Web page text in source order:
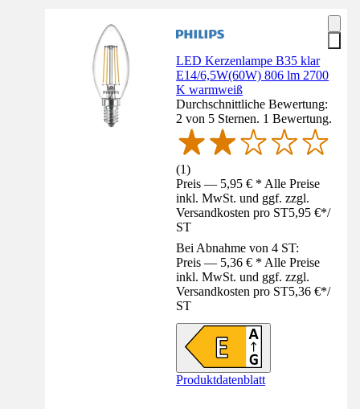
LED Kerzenlampe B35 klar
E14/6,5W(60W) 806 lm 2700
K warmweiß
Durchschnittliche Bewertung:
2 von 5 Sternen. 1 Bewertung.
(1)
Preis — 5,95 € * Alle Preise
inkl. MwSt. und ggf. zzgl.
Versandkosten pro ST5,95 €*/
ST
Bei Abnahme von 4 ST:
Preis — 5,36 € * Alle Preise
inkl. MwSt. und ggf. zzgl.
Versandkosten pro ST5,36 €*/
ST
Produktdatenblatt